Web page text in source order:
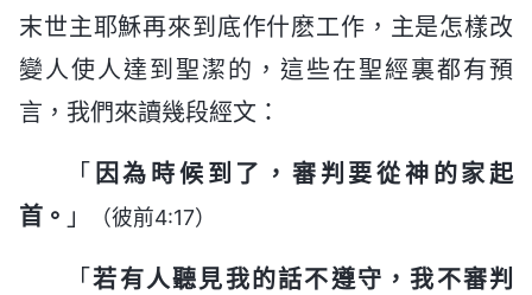
末世主耶穌再來到底作什麽工作，主是怎樣改
變人使人達到聖潔的，這些在聖經裏都有預
言，我們來讀幾段經文：
「 因為時候到了，審判要從神的家起
首。 」 （彼前4:17）
「若有人聽見我的話不遵守，我不審判